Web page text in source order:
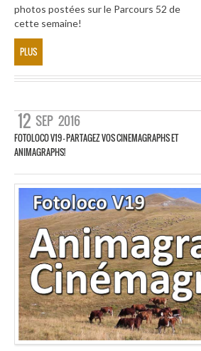
photos postées sur le Parcours 52 de
cette semaine!
PLUS
12 SEP 2016
FOTOLOCO V19 – PARTAGEZ VOS CINEMAGRAPHS ET
ANIMAGRAPHS!